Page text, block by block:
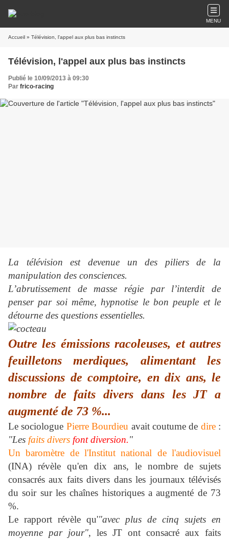
MENU
Accueil » Télévision, l'appel aux plus bas instincts
Télévision, l'appel aux plus bas instincts
Publié le 10/09/2013 à 09:30
Par frico-racing
La télévision est devenue un des piliers de la
manipulation des consciences.
L’abrutissement de masse régie par l’interdit de
penser par soi même, hypnotise le bon peuple et le
détourne des questions essentielles.
Outre les émissions racoleuses, et autres
feuilletons merdiques, alimentant les
discussions de comptoire, en dix ans, le
nombre de faits divers dans les JT a
augmenté de 73 %...
Le sociologue Pierre Bourdieu avait coutume de dire:
"Les faits divers font diversion."
Un baromètre de l'Institut national de l'audiovisuel
(INA) révèle qu'en dix ans, le nombre de sujets
consacrés aux faits divers dans les journaux télévisés
du soir sur les chaînes historiques a augmenté de 73
%.
Le rapport révèle qu'"avec plus de cinq sujets en
moyenne par jour", les JT ont consacré aux faits